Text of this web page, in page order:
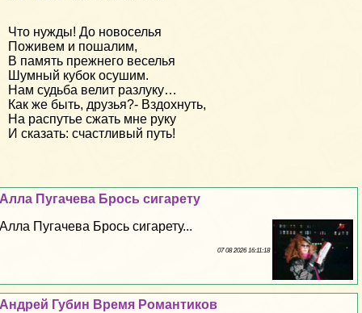
Что нужды! До новоселья
Поживем и пошалим,
В память прежнего веселья
Шумный кубок осушим.
Нам судьба велит разлуку…
Как же быть, друзья?- Вздохнуть,
На распутье сжать мне руку
И сказать: счастливый путь!
Алла Пугачева Брось сигарету
Алла Пугачева Брось сигарету...
07 08 2026 16:11:18
Андрей Губин Время Романтиков